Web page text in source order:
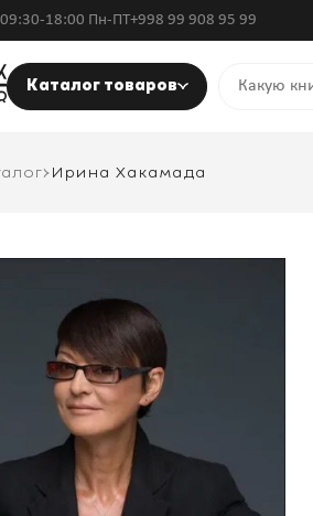
09:30-18:00 Пн-ПТ+998 99 908 95 99
Каталог товаров
Ирина Хакамада